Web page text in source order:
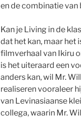
en de combinatie van
Kan je Living in de
dat het kan, maar het
filmverhaal van Ikiru
is het uiteraard een
anders kan, wil Mr.
realiseren vooraleer
van Levinasiaanse
collega, waarin Mr.